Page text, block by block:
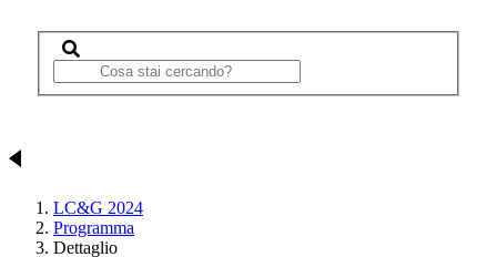
LC&G 2024
Programma
Dettaglio